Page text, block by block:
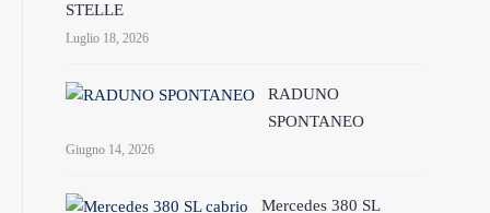
STELLE
Luglio 18, 2026
RADUNO
SPONTANEO
Giugno 14, 2026
Mercedes 380 SL